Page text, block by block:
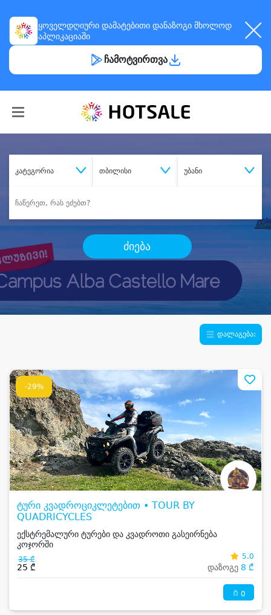
ყოველდღიური დამატებითი დანაზოგი მხოლოდ
აპლიკაციაში
ჩამოტვირთვა
კატეგორია თბილისი უბანი
ძიება
დალაგება:
-29%
ტური კვადროციკლეტებით • TOUR BY
QUADRICYCLES
ექსტრემალური ტურები და კვადროთი გასეირნება
კოჯორში
35 ₾
25 ₾
5.0
დაზოგე 8 ₾
0